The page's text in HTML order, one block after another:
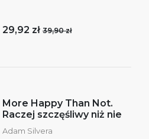
29,92 zł 39,90 zł
More Happy Than Not.
Raczej szczęśliwy niż nie
Adam Silvera